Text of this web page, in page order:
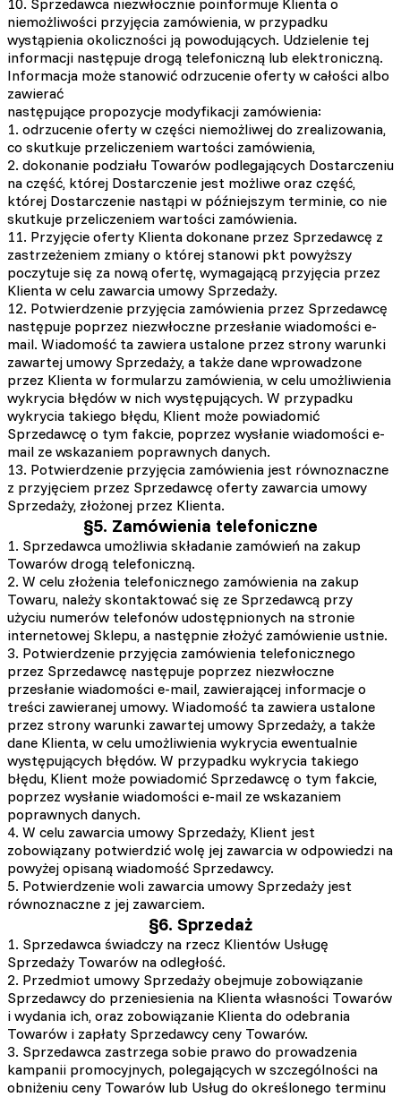
10. Sprzedawca niezwłocznie poinformuje Klienta o
niemożliwości przyjęcia zamówienia, w przypadku
wystąpienia okoliczności ją powodujących. Udzielenie tej
informacji następuje drogą telefoniczną lub elektroniczną.
Informacja może stanowić odrzucenie oferty w całości albo
zawierać
następujące propozycje modyfikacji zamówienia:
1. odrzucenie oferty w części niemożliwej do zrealizowania,
co skutkuje przeliczeniem wartości zamówienia,
2. dokonanie podziału Towarów podlegających Dostarczeniu
na część, której Dostarczenie jest możliwe oraz część,
której Dostarczenie nastąpi w późniejszym terminie, co nie
skutkuje przeliczeniem wartości zamówienia.
11. Przyjęcie oferty Klienta dokonane przez Sprzedawcę z
zastrzeżeniem zmiany o której stanowi pkt powyższy
poczytuje się za nową ofertę, wymagającą przyjęcia przez
Klienta w celu zawarcia umowy Sprzedaży.
12. Potwierdzenie przyjęcia zamówienia przez Sprzedawcę
następuje poprzez niezwłoczne przesłanie wiadomości e-
mail. Wiadomość ta zawiera ustalone przez strony warunki
zawartej umowy Sprzedaży, a także dane wprowadzone
przez Klienta w formularzu zamówienia, w celu umożliwienia
wykrycia błędów w nich występujących. W przypadku
wykrycia takiego błędu, Klient może powiadomić
Sprzedawcę o tym fakcie, poprzez wysłanie wiadomości e-
mail ze wskazaniem poprawnych danych.
13. Potwierdzenie przyjęcia zamówienia jest równoznaczne
z przyjęciem przez Sprzedawcę oferty zawarcia umowy
Sprzedaży, złożonej przez Klienta.
§5. Zamówienia telefoniczne
1. Sprzedawca umożliwia składanie zamówień na zakup
Towarów drogą telefoniczną.
2. W celu złożenia telefonicznego zamówienia na zakup
Towaru, należy skontaktować się ze Sprzedawcą przy
użyciu numerów telefonów udostępnionych na stronie
internetowej Sklepu, a następnie złożyć zamówienie ustnie.
3. Potwierdzenie przyjęcia zamówienia telefonicznego
przez Sprzedawcę następuje poprzez niezwłoczne
przesłanie wiadomości e-mail, zawierającej informacje o
treści zawieranej umowy. Wiadomość ta zawiera ustalone
przez strony warunki zawartej umowy Sprzedaży, a także
dane Klienta, w celu umożliwienia wykrycia ewentualnie
występujących błędów. W przypadku wykrycia takiego
błędu, Klient może powiadomić Sprzedawcę o tym fakcie,
poprzez wysłanie wiadomości e-mail ze wskazaniem
poprawnych danych.
4. W celu zawarcia umowy Sprzedaży, Klient jest
zobowiązany potwierdzić wolę jej zawarcia w odpowiedzi na
powyżej opisaną wiadomość Sprzedawcy.
5. Potwierdzenie woli zawarcia umowy Sprzedaży jest
równoznaczne z jej zawarciem.
§6. Sprzedaż
1. Sprzedawca świadczy na rzecz Klientów Usługę
Sprzedaży Towarów na odległość.
2. Przedmiot umowy Sprzedaży obejmuje zobowiązanie
Sprzedawcy do przeniesienia na Klienta własności Towarów
i wydania ich, oraz zobowiązanie Klienta do odebrania
Towarów i zapłaty Sprzedawcy ceny Towarów.
3. Sprzedawca zastrzega sobie prawo do prowadzenia
kampanii promocyjnych, polegających w szczególności na
obniżeniu ceny Towarów lub Usług do określonego terminu